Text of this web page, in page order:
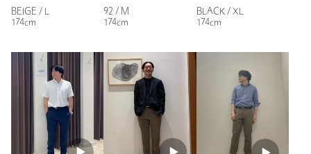
裾上げ
対象商品
裾上げ前の仕上げはシングルです
裾上げについて
タイプ MEN
カテゴリー
ジャケット / スーツ / セット
アップ
セットアップ パ
ンツ
S M L XL
表生地；ポリエステル100％
※レビューは、個人の主観による感想・体感によるもので、商品の効果や性
能を保証するものではありません。
もっと見る
BEIGE / L
174cm
92 / M
174cm
BLACK / XL
174cm